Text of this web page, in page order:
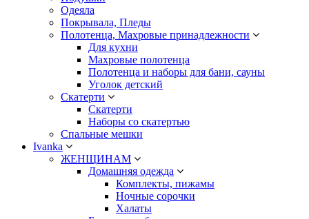
Одеяла
Покрывала, Пледы
Полотенца, Махровые принадлежности
Для кухни
Махровые полотенца
Полотенца и наборы для бани, сауны
Уголок детский
Скатерти
Скатерти
Наборы со скатертью
Спальные мешки
Ivanka
ЖЕНЩИНАМ
Домашняя одежда
Комплекты, пижамы
Ночные сорочки
Халаты